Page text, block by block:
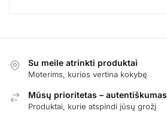
Su meile atrinkti produktai
Moterims, kurios vertina kokybę
Mūsų prioritetas – autentiškumas
Produktai, kurie atspindi jūsų grožį